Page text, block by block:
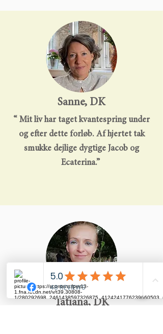
Sanne, DK
“ Mit liv har taget kvantespring under
og efter dette forløb. Af hjertet tak
smukke dejlige dygtige Jacob og
Ecaterina.”
Tatiana, DK